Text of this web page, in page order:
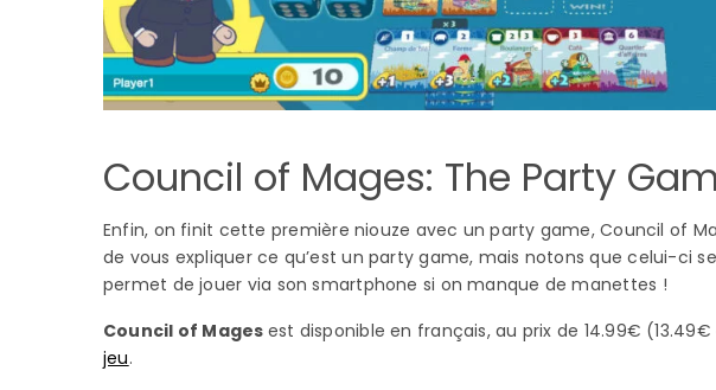
Council of Mages: The Party
Enfin, on finit cette première niouze avec un party game, Council of
de vous expliquer ce qu’est un party game, mais notons que celui-ci
permet de jouer via son smartphone si on manque de manettes !
Council of Mages est disponible en français, au prix de 14.99€
jeu.